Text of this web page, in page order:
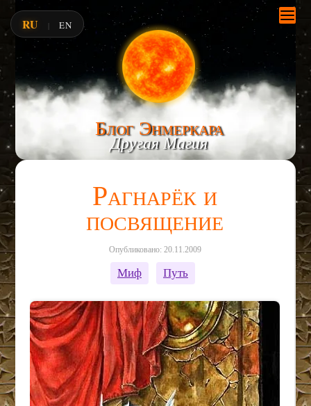
Блог Энмеркара
Другая Магия
Рагнарёк и
посвящение
Опубликовано: 20.11.2009
Миф Путь
RU | EN